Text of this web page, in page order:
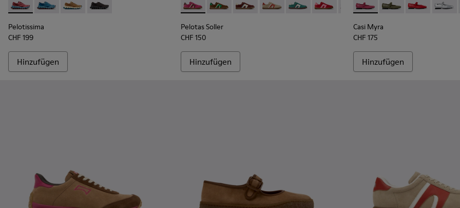
Pelotissima - K201922-010 - Bordeauxfarbene Sneaker aus recyceltem PET – für Damen.
Pelotissima - K201922-011 - Blaue Sneaker aus recyceltem PET und technischen Materialien für Damen.
Pelotissima - K201922-007 - Braune Sneaker aus recyceltem PET und technischen Materialien für Damen.
Pelotissima - K201922-006 - Schwarze und graue Sneaker aus recyceltem PET und technisch
Pelotissima
CHF 199
Hinzufügen
Pelotas Soller - K201608-041 - Mehrfarbige Nubuk- und Ledersneaker für
Pelotas Soller - K201608-038
Pelotas Soller - K201608-037
Pelotas Soller - K201608-036 - Mehrfarbige Sneaker
Pelotas Soller - K201608-031
Pelotas Soller - K201608-029
Pelotas Soller - K201608-027
Pelotas Soller - K201608-
Pelotas Soller -
Pelotas
Pelotas Soller
CHF 150
Hinzufügen
Casi Myra - K201629-016 -
Casi Myra - K201629-
Casi Myra -
Casi
Casi Myra
CHF 175
Hinzufügen